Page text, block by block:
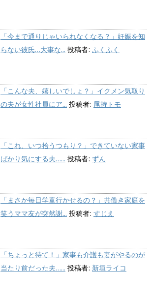
「今まで通りじゃいられなくなる？」妊娠を知
らない彼氏…大事な... 投稿者: ふくふく
「こんな夫、嬉しいでしょ？」イクメン気取り
の夫が女性社員にア... 投稿者: 尾持トモ
「これ、いつ拾うつもり？」できていない家事
ばかり気にする夫…... 投稿者: ずん
「まさか毎日学童行かせるの？」共働き家庭を
笑うママ友が突然謝... 投稿者: すじえ
「ちょっと待て！」家事も介護も妻がやるのが
当たり前だった夫…... 投稿者: 新垣ライコ